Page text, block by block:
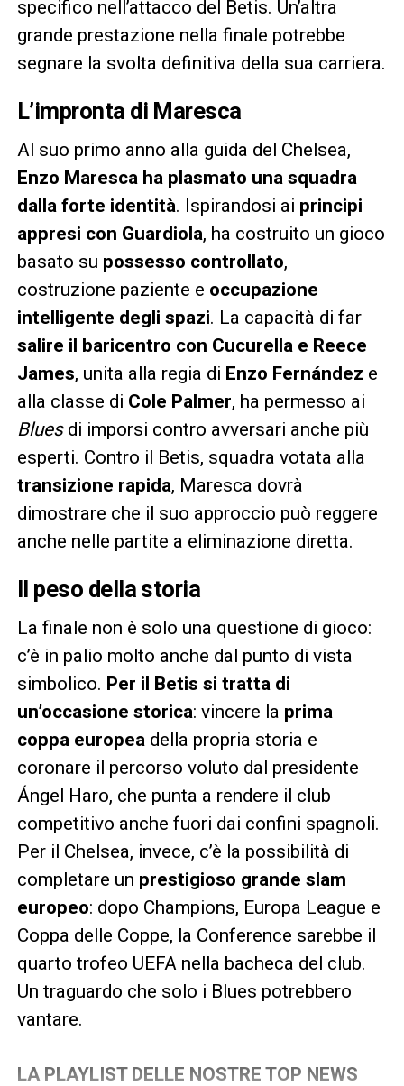
specifico nell’attacco del Betis. Un’altra
grande prestazione nella finale potrebbe
segnare la svolta definitiva della sua carriera.
L’impronta di Maresca
Al suo primo anno alla guida del Chelsea,
Enzo Maresca ha plasmato una squadra
dalla forte identità. Ispirandosi ai principi
appresi con Guardiola, ha costruito un gioco
basato su possesso controllato,
costruzione paziente e occupazione
intelligente degli spazi. La capacità di far
salire il baricentro con Cucurella e Reece
James, unita alla regia di Enzo Fernández e
alla classe di Cole Palmer, ha permesso ai
Bluesdi imporsi contro avversari anche più
esperti. Contro il Betis, squadra votata alla
transizione rapida, Maresca dovrà
dimostrare che il suo approccio può reggere
anche nelle partite a eliminazione diretta.
Il peso della storia
La finale non è solo una questione di gioco:
c’è in palio molto anche dal punto di vista
simbolico. Per il Betis si tratta di
un’occasione storica: vincere la prima
coppa europea della propria storia e
coronare il percorso voluto dal presidente
Ángel Haro, che punta a rendere il club
competitivo anche fuori dai confini spagnoli.
Per il Chelsea, invece, c’è la possibilità di
completare un prestigioso grande slam
europeo: dopo Champions, Europa League e
Coppa delle Coppe, la Conference sarebbe il
quarto trofeo UEFA nella bacheca del club.
Un traguardo che solo i Blues potrebbero
vantare.
LA PLAYLIST DELLE NOSTRE TOP NEWS